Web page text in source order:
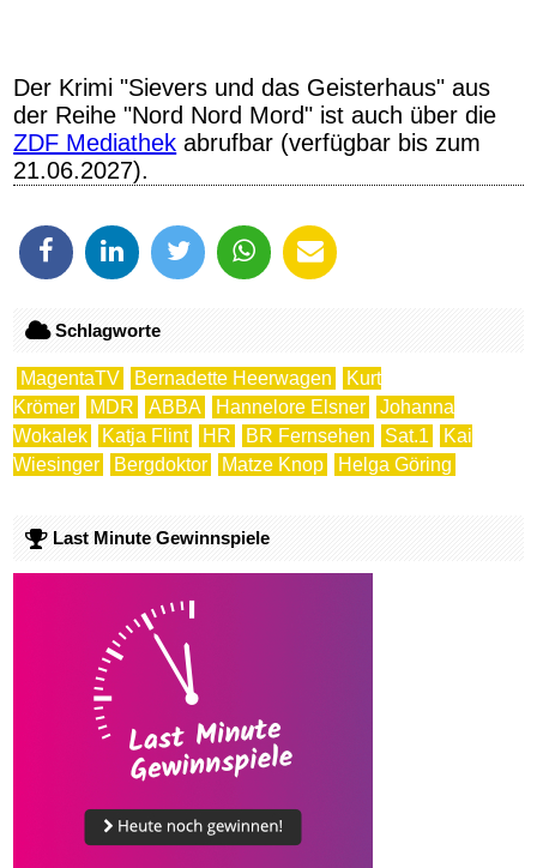
Der Krimi "Sievers und das Geisterhaus" aus
der Reihe "Nord Nord Mord" ist auch über die
ZDF Mediathek abrufbar (verfügbar bis zum
21.06.2027).
Schlagworte
MagentaTV Bernadette Heerwagen
Kurt
Krömer
MDR ABBA Hannelore Elsner
Johanna
Wokalek
Katja Flint HR BR Fernsehen Sat.1
Kai
Wiesinger
Bergdoktor Matze Knop Helga Göring
Last Minute Gewinnspiele